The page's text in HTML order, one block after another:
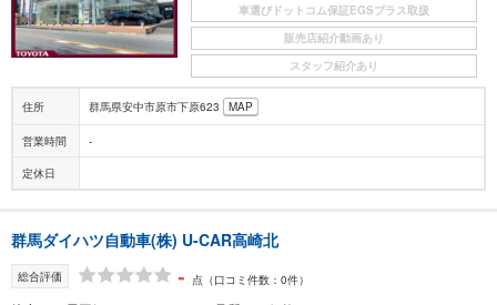
車選びドットコム保証EGSプラス取扱
販売店紹介動画あり
スタッフ紹介あり
住所 群馬県安中市原市下原623 MAP
営業時間 -
定休日
群馬ダイハツ自動車(株) U-CAR高崎北
総合評価 - 点 （口コミ件数：0件）